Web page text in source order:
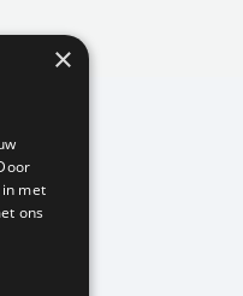
collecties
×
met
ons